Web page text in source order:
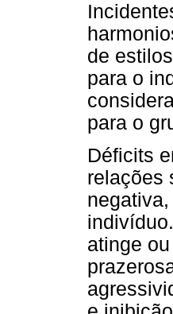
de
para o
para o
Déficits
relações
atinge